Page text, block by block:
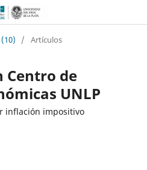
/ Artículos
Centro de
UNLP
inflación impositivo